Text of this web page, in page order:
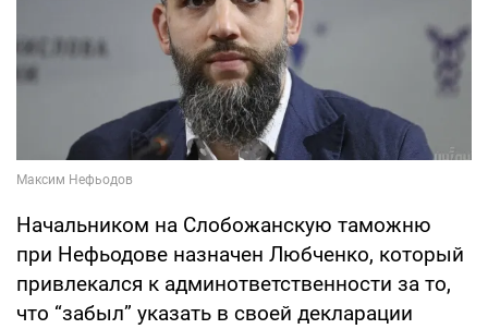
Начальником на Слобожанскую таможню
при Нефьодове назначен Любченко, который
привлекался к админответственности за то,
что “забыл” указать в своей декларации